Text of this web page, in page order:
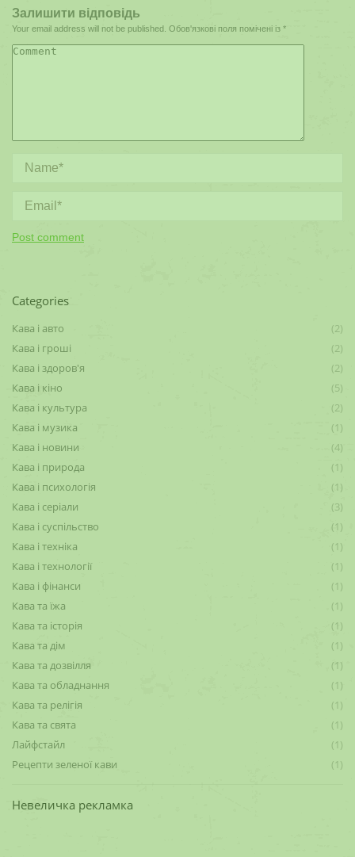
Залишити відповідь
Your email address will not be published. Обов'язкові поля помічені із *
Comment
Name *
Email *
Post comment
Categories
Кава і авто
(2)
Кава і гроші
(2)
Кава і здоров'я
(2)
Кава і кіно
(5)
Кава і культура
(2)
Кава і музика
(1)
Кава і новини
(4)
Кава і природа
(1)
Кава і психологія
(1)
Кава і серіали
(3)
Кава і суспільство
(1)
Кава і техніка
(1)
Кава і технології
(1)
Кава і фінанси
(1)
Кава та їжа
(1)
Кава та історія
(1)
Кава та дім
(1)
Кава та дозвілля
(1)
Кава та обладнання
(1)
Кава та релігія
(1)
Кава та свята
(1)
Лайфстайл
(1)
Рецепти зеленої кави
(1)
Невеличка рекламка